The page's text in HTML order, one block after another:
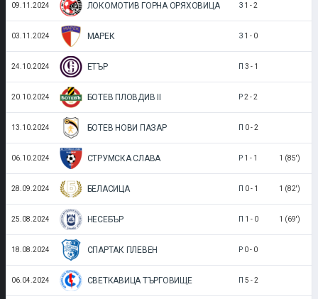
09.11.2024 ЛОКОМОТИВ ГОРНА ОРЯХОВИЦА З 1 -2
03.11.2024 МАРЕК З 1 - 0
24.10.2024 ЕТЪР П 3 - 1
20.10.2024 БОТЕВ ПЛОВДИВ II Р2 -2
13.10.2024 БОТЕВ НОВИ ПАЗАР П 0-2
06.10.2024 СТРУМСКА СЛАВА Р 1 - 1 1 (85')
28.09.2024 БЕЛАСИЦА П 0- 1 1 (82')
25.08.2024 НЕСЕБЪР П 1 - 0 1 (69')
18.08.2024 СПАРТАК ПЛЕВЕН Р 0- 0
06.04.2024 СВЕТКАВИЦА ТЪРГОВИЩЕ П 5 -2